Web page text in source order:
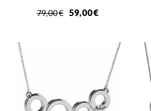
€
79,00 €
59,00